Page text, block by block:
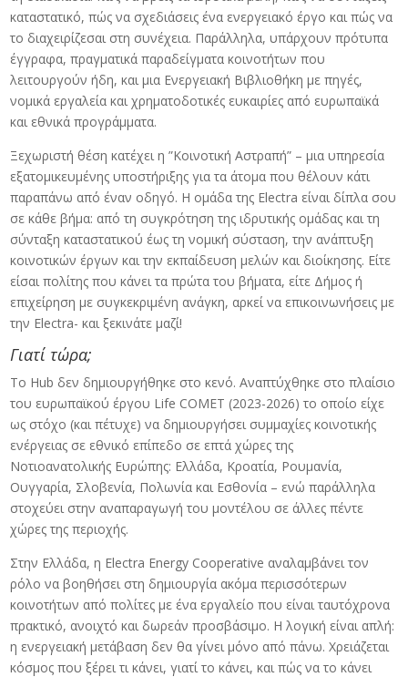
καταστατικό, πώς να σχεδιάσεις ένα ενεργειακό έργο και πώς να
το διαχειρίζεσαι στη συνέχεια. Παράλληλα, υπάρχουν πρότυπα
έγγραφα, πραγματικά παραδείγματα κοινοτήτων που
λειτουργούν ήδη, και μια Ενεργειακή Βιβλιοθήκη με πηγές,
νομικά εργαλεία και χρηματοδοτικές ευκαιρίες από ευρωπαϊκά
και εθνικά προγράμματα.
Ξεχωριστή θέση κατέχει η ”Κοινοτική Αστραπή” – μια υπηρεσία
εξατομικευμένης υποστήριξης για τα άτομα που θέλουν κάτι
παραπάνω από έναν οδηγό. Η ομάδα της Electra είναι δίπλα σου
σε κάθε βήμα: από τη συγκρότηση της ιδρυτικής ομάδας και τη
σύνταξη καταστατικού έως τη νομική σύσταση, την ανάπτυξη
κοινοτικών έργων και την εκπαίδευση μελών και διοίκησης. Είτε
είσαι πολίτης που κάνει τα πρώτα του βήματα, είτε Δήμος ή
επιχείρηση με συγκεκριμένη ανάγκη, αρκεί να επικοινωνήσεις με
την Electra- και ξεκινάτε μαζί!
Γιατί τώρα;
Το Hub δεν δημιουργήθηκε στο κενό. Αναπτύχθηκε στο πλαίσιο
του ευρωπαϊκού έργου Life COMET (2023-2026) το οποίο είχε
ως στόχο (και πέτυχε) να δημιουργήσει συμμαχίες κοινοτικής
ενέργειας σε εθνικό επίπεδο σε επτά χώρες της
Νοτιοανατολικής Ευρώπης: Ελλάδα, Κροατία, Ρουμανία,
Ουγγαρία, Σλοβενία, Πολωνία και Εσθονία – ενώ παράλληλα
στοχεύει στην αναπαραγωγή του μοντέλου σε άλλες πέντε
χώρες της περιοχής.
Στην Ελλάδα, η Electra Energy Cooperative αναλαμβάνει τον
ρόλο να βοηθήσει στη δημιουργία ακόμα περισσότερων
κοινοτήτων από πολίτες με ένα εργαλείο που είναι ταυτόχρονα
πρακτικό, ανοιχτό και δωρεάν προσβάσιμο. Η λογική είναι απλή:
η ενεργειακή μετάβαση δεν θα γίνει μόνο από πάνω. Χρειάζεται
κόσμος που ξέρει τι κάνει, γιατί το κάνει, και πώς να το κάνει